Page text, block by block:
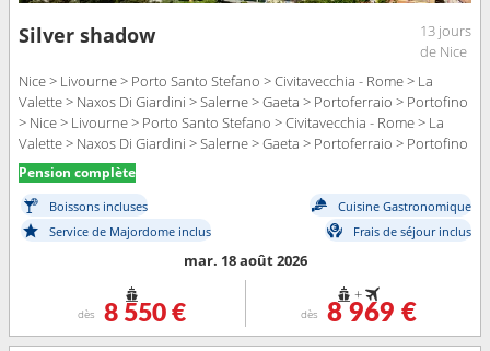
Silver shadow
13 jours
de Nice
Nice > Livourne > Porto Santo Stefano > Civitavecchia - Rome > La
Valette > Naxos Di Giardini > Salerne > Gaeta > Portoferraio > Portofino
> Nice > Livourne > Porto Santo Stefano > Civitavecchia - Rome > La
Valette > Naxos Di Giardini > Salerne > Gaeta > Portoferraio > Portofino
> Nice
Pension complète
Boissons incluses
Cuisine Gastronomique
Service de Majordome inclus
Frais de séjour inclus
mar. 18 août 2026
dès 8 550 €
+
dès 8 969 €